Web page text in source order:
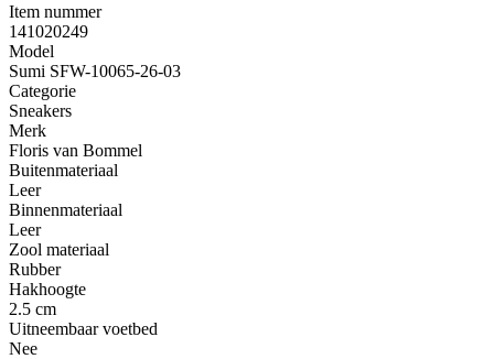
Item nummer
141020249
Model
Sumi SFW-10065-26-03
Categorie
Sneakers
Merk
Floris van Bommel
Buitenmateriaal
Leer
Binnenmateriaal
Leer
Zool materiaal
Rubber
Hakhoogte
2.5 cm
Uitneembaar voetbed
Nee